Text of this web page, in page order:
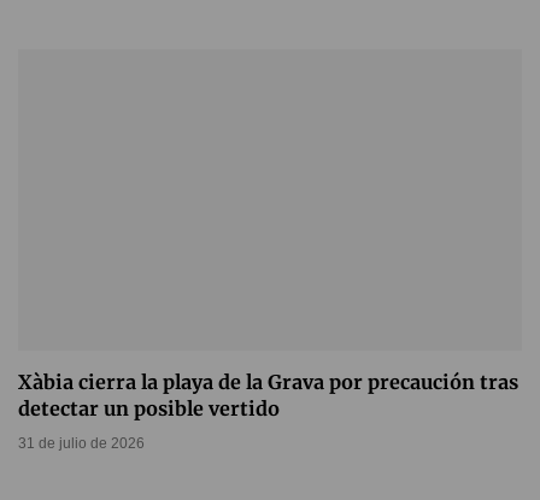
Xàbia cierra la playa de la Grava por precaución tras
detectar un posible vertido
31 de julio de 2026